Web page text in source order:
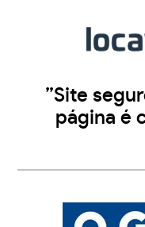
”Site
página é